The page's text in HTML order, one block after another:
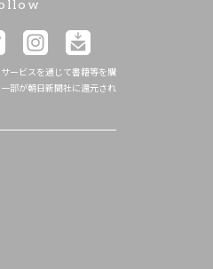
ービスを通じて書籍等を購
部が朝日新聞社に還元され